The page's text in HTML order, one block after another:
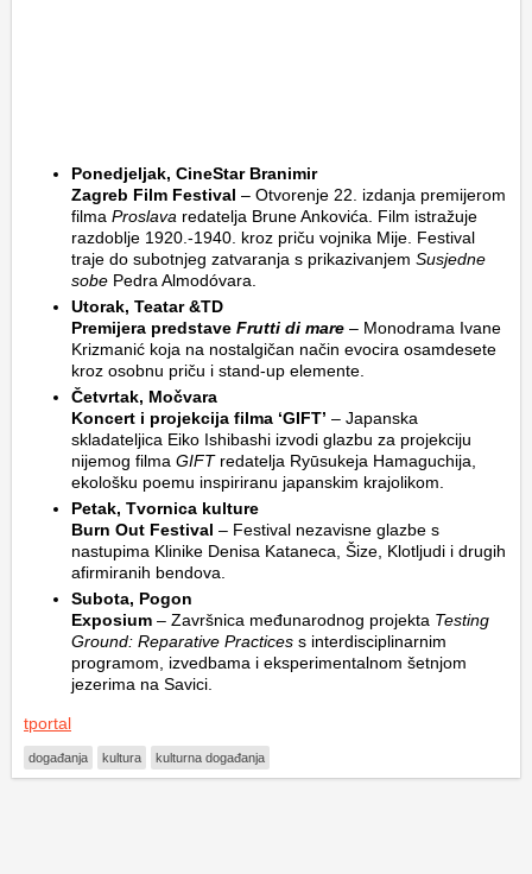
Ponedjeljak, CineStar Branimir
Zagreb Film Festival – Otvorenje 22. izdanja premijerom
filma Proslava redatelja Brune Ankovića. Film istražuje
razdoblje 1920.-1940. kroz priču vojnika Mije. Festival
traje do subotnjeg zatvaranja s prikazivanjem Susjedne
sobe Pedra Almodóvara.
Utorak, Teatar &TD
Premijera predstave Frutti di mare – Monodrama Ivane
Krizmanić koja na nostalgičan način evocira osamdesete
kroz osobnu priču i stand-up elemente.
Četvrtak, Močvara
Koncert i projekcija filma ‘GIFT’ – Japanska
skladateljica Eiko Ishibashi izvodi glazbu za projekciju
nijemog filma GIFTredatelja Ryūsukeja Hamaguchija,
ekološku poemu inspiriranu japanskim krajolikom.
Petak, Tvornica kulture
Burn Out Festival – Festival nezavisne glazbe s
nastupima Klinike Denisa Kataneca, Šize, Klotljudi i drugih
afirmiranih bendova.
Subota, Pogon
Exposium – Završnica međunarodnog projekta Testing
Ground: Reparative Practices s interdisciplinarnim
programom, izvedbama i eksperimentalnom šetnjom
jezerima na Savici.
tportal
događanja kultura kulturna događanja